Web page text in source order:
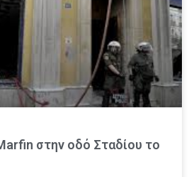
στην οδό Σταδίου το